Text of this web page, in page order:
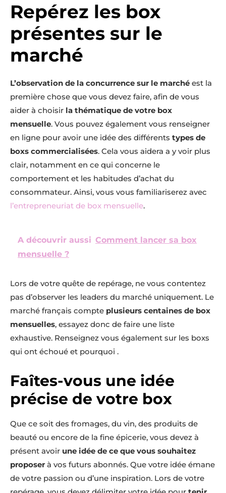
Repérez les box
présentes sur le
marché
L’observation de la concurrence sur le marché est la
première chose que vous devez faire, afin de vous
aider à choisir la thématique de votre box
mensuelle. Vous pouvez également vous renseigner
en ligne pour avoir une idée des différents types de
boxs commercialisées. Cela vous aidera a y voir plus
clair, notamment en ce qui concerne le
comportement et les habitudes d’achat du
consommateur. Ainsi, vous vous familiariserez avec
l’entrepreneuriat de box mensuelle.
A découvrir aussi Comment lancer sa box
mensuelle ?
Lors de votre quête de repérage, ne vous contentez
pas d’observer les leaders du marché uniquement. Le
marché français compte plusieurs centaines de box
mensuelles, essayez donc de faire une liste
exhaustive. Renseignez vous également sur les boxs
qui ont échoué et pourquoi .
Faîtes-vous une idée
précise de votre box
Que ce soit des fromages, du vin, des produits de
beauté ou encore de la fine épicerie, vous devez à
présent avoir une idée de ce que vous souhaitez
proposer à vos futurs abonnés. Que votre idée émane
de votre passion ou d’une inspiration. Lors de votre